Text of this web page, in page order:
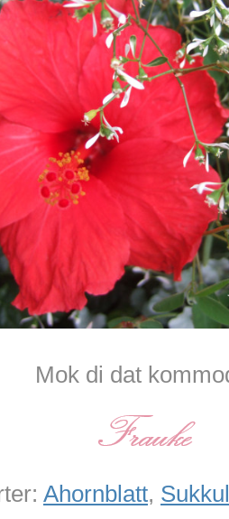
Mok di dat
Ahornblatt,